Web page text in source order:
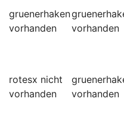
gruenerhaken
vorhanden
vorhanden
rotesx nicht
vorhanden
vorhanden